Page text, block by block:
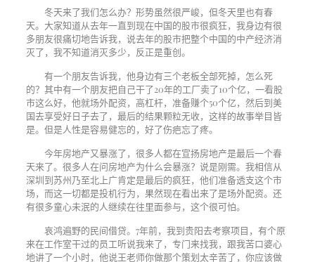
冬天来了我们怎么办？形势虽然很严峻，但冬天里也有春
天。大家知道从去年一直到现在中国的股市很疯狂，我身边有很
多朋友很痛切地告诉我，说去年的股市把整个中国的中产经济消
灭了，我不知道消灭多少，反正是重创。
有一个朋友告诉我，他身边有三个老板全部死掉，怎么死
的？其中有一个朋友把自己干了20年的工厂卖了10个亿，一看股
市这么好，他就场外配资，高杠杆，准备赚个50个亿，然后到美
国去享受好日子去了，最后的结果颗粒无收，这样的故事举目皆
是。但是人性是容易健忘的，好了伤疤忘了疼。
今年房地产又暴涨了，很多人都在宣扬房地产是最后一个春
天来了。很多人在问房地产为什么会暴涨？说是刚需。我相信从
深圳到苏州乃至北上广肯定是最后的疯狂，他们准备透支这个市
场，而这一切都是投机行为，果然现在看出来了是场外配资。还
有很多童心未泯的人继续在往里面参与，这个很可怕。
哀鸿遍野的民间借贷。 7年前，我到贵阳去考察项目，有个原
来在工作室干过的员工听说我来了，专门来找我，跟我苦口婆心
地讲了一个小时，他说王老师你做那个策划太辛苦了，你应该做